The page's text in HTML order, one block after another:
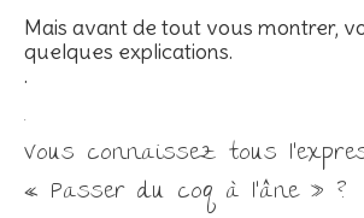
Mais avant de tout vous montrer,
quelques explications.
.
.
Vous connaissez tous
« Passer du coq à l’âne » ?